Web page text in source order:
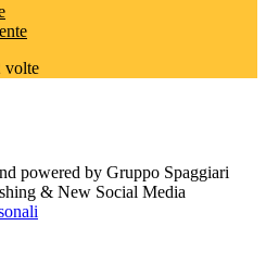
volte
powered by Gruppo Spaggiari
& New Social Media